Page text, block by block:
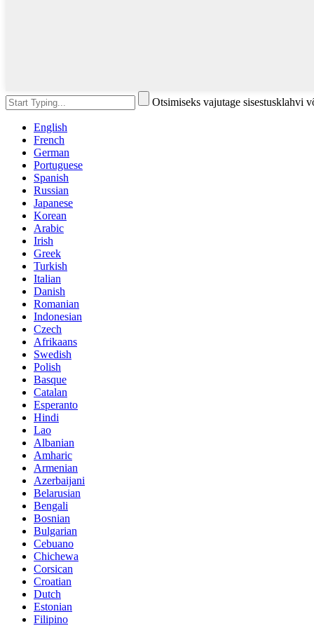
Otsimiseks vajutage sisestusklahvi
English
French
German
Portuguese
Spanish
Russian
Japanese
Korean
Arabic
Irish
Greek
Turkish
Italian
Danish
Romanian
Indonesian
Czech
Afrikaans
Swedish
Polish
Basque
Catalan
Esperanto
Hindi
Lao
Albanian
Amharic
Armenian
Azerbaijani
Belarusian
Bengali
Bosnian
Bulgarian
Cebuano
Chichewa
Corsican
Croatian
Dutch
Estonian
Filipino